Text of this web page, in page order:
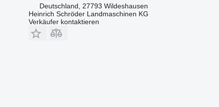
Deutschland, 27793 Wildeshausen
Heinrich Schröder Landmaschinen KG
Verkäufer kontaktieren